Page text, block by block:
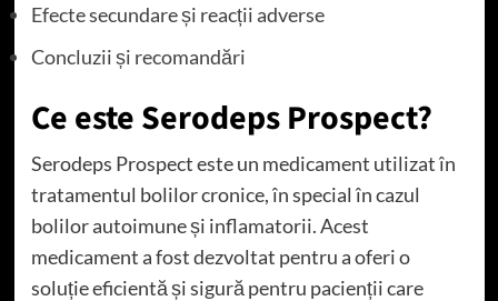
Efecte secundare și reacții adverse
Concluzii și recomandări
Ce este Serodeps Prospect?
Serodeps Prospect este un medicament utilizat în
tratamentul bolilor cronice, în special în cazul
bolilor autoimune și inflamatorii. Acest
medicament a fost dezvoltat pentru a oferi o
soluție eficientă și sigură pentru pacienții care